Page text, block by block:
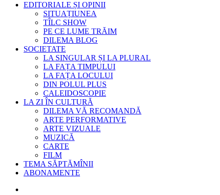
EDITORIALE ȘI OPINII
SITUAȚIUNEA
TÎLC SHOW
PE CE LUME TRĂIM
DILEMA BLOG
SOCIETATE
LA SINGULAR ȘI LA PLURAL
LA FAȚA TIMPULUI
LA FAȚA LOCULUI
DIN POLUL PLUS
CALEIDOSCOPIE
LA ZI ÎN CULTURĂ
DILEMA VĂ RECOMANDĂ
ARTE PERFORMATIVE
ARTE VIZUALE
MUZICĂ
CARTE
FILM
TEMA SĂPTĂMÎNII
ABONAMENTE